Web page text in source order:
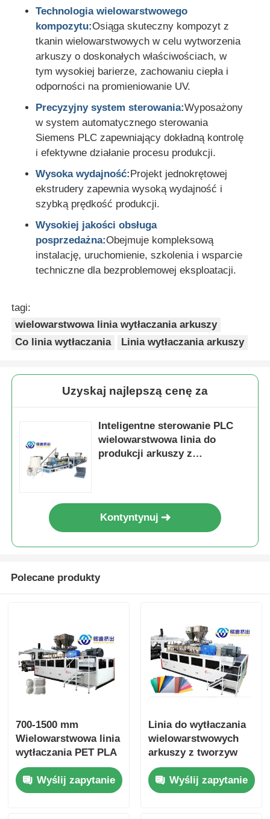
Technologia wielowarstwowego
kompozytu:Osiąga skuteczny kompozyt z
tkanin wielowarstwowych w celu wytworzenia
arkuszy o doskonałych właściwościach, w
tym wysokiej barierze, zachowaniu ciepła i
odporności na promieniowanie UV.
Precyzyjny system sterowania:Wyposażony
w system automatycznego sterowania
Siemens PLC zapewniający dokładną kontrolę
i efektywne działanie procesu produkcji.
Wysoka wydajność:Projekt jednokrętowej
ekstrudery zapewnia wysoką wydajność i
szybką prędkość produkcji.
Wysokiej jakości obsługa
posprzedażna:Obejmuje kompleksową
instalację, uruchomienie, szkolenia i wsparcie
techniczne dla bezproblemowej eksploatacji.
tagi:
wielowarstwowa linia wytłaczania arkuszy
Co linia wytłaczania
Linia wytłaczania arkuszy
Uzyskaj najlepszą cenę za
Inteligentne sterowanie PLC
wielowarstwowa linia do
produkcji arkuszy z
Kontyntynuj
Polecane produkty
700-1500 mm
Wielowarstwowa linia
wytłaczania PET PLA
PP PS Kolor
dostosowany
Wyślij zapytanie
Linia do wytłaczania
wielowarstwowych
arkuszy z tworzyw
sztucznych PET PLA
PP PS, koekstruzja,
500-1400 kg/h
Wyślij zapytanie